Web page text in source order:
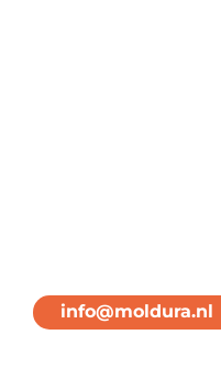
info@moldura.nl